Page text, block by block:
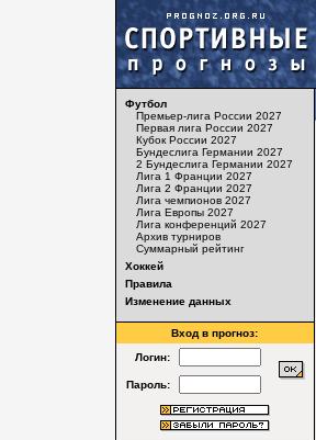
Футбол
Премьер-лига России 2027
Первая лига России 2027
Кубок России 2027
Бундеслига Германии 2027
2 Бундеслига Германии 2027
Лига 1 Франции 2027
Лига 2 Франции 2027
Лига чемпионов 2027
Лига Европы 2027
Лига конференций 2027
Архив турниров
Суммарный рейтинг
Хоккей
Правила
Изменение данных
Вход в прогноз:
Логин:
Пароль: